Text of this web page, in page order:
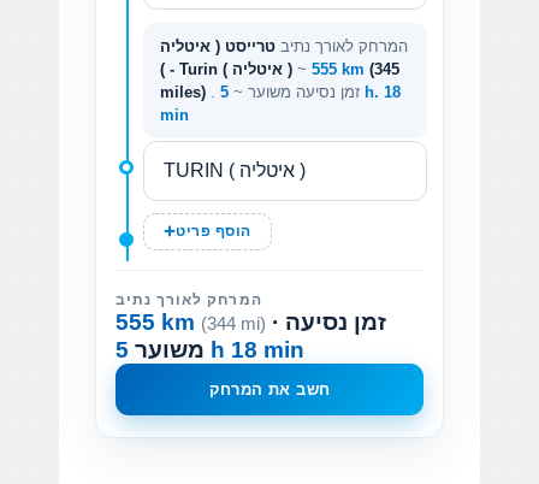
המרחק לאורך נתיב טרייסט ( איטליה
) - Turin ( איטליה ) ~ 555 km (345
miles)
. זמן נסיעה משוער ~ 5 h. 18
min
הוסף פריט
המרחק לאורך נתיב
555 km (344 mi) · זמן נסיעה
משוער 5 h 18 min
חשב את המרחק